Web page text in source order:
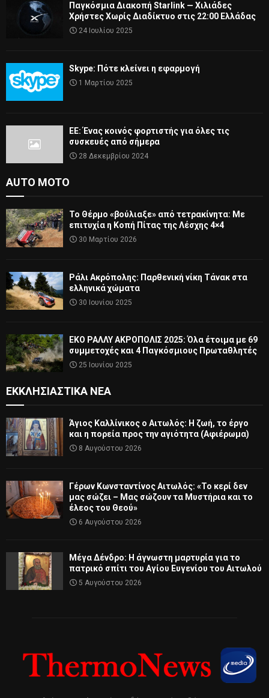
Παγκόσμια Διακοπή Starlink — Χιλιάδες
Χρήστες Χωρίς Διαδίκτυο στις 22:00 Ελλάδας
24 Ιουλίου 2025
Skype: Πότε κλείνει η εφαρμογή
1 Μαρτίου 2025
ΕΕ: Ένας κοινός φορτιστής για όλες τις
συσκευές από σήμερα
28 Δεκεμβρίου 2024
AUTO MOTO
Το Θέρμο «βούλιαξε» από τετρακίνητα: Με
επιτυχία η Κοπή Πίτας της Λέσχης 4×4
30 Μαρτίου 2026
Ράλι Ακρόπολης: Παρθενική νίκη Τάνακ στα
ελληνικά χώματα
30 Ιουνίου 2025
ΕΚΟ ΡΑΛΛΥ ΑΚΡΟΠΟΛΙΣ 2025: Όλα έτοιμα με 69
συμμετοχές και 4 Παγκόσμιους Πρωταθλητές
25 Ιουνίου 2025
ΕΚΚΛΗΣΙΑΣΤΙΚΆ ΝΈΑ
Άγιος Καλλίνικος ο Αιτωλός: Η ζωή, το έργο
και η πορεία προς την αγιότητα (Αφιέρωμα)
8 Αυγούστου 2026
Γέρων Κωνσταντίνος Αιτωλός: «Το κερί δεν
μας σώζει – Μας σώζουν τα Μυστήρια και το
έλεος του Θεού»
6 Αυγούστου 2026
Μέγα Δένδρο: Η άγνωστη μαρτυρία για το
πατρικό σπίτι του Αγίου Ευγενίου του Αιτωλού
5 Αυγούστου 2026